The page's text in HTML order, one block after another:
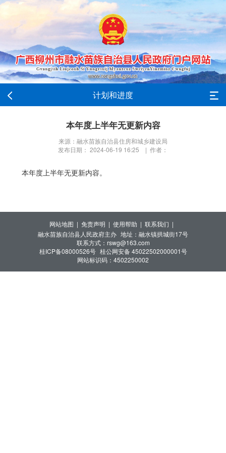
计划和进度
本年度上半年无更新内容
来源：融水苗族自治县住房和城乡建设局
发布日期： 2024-06-19 16:25 | 作者：
本年度上半年无更新内容。
网站地图 | 免责声明 | 使用帮助 | 联系我们 |
融水苗族自治县人民政府主办 地址：融水镇拱城街17号
联系方式：rswg@163.com
桂ICP备08000526号 桂公网安备 45022502000001号
网站标识码：4502250002